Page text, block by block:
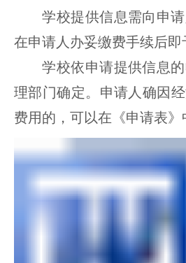
学校提供信息需向申
在申请人办妥缴费手续后即
学校依申请提供信息
理部门确定。申请人确因
费用的，可以在《申请表》